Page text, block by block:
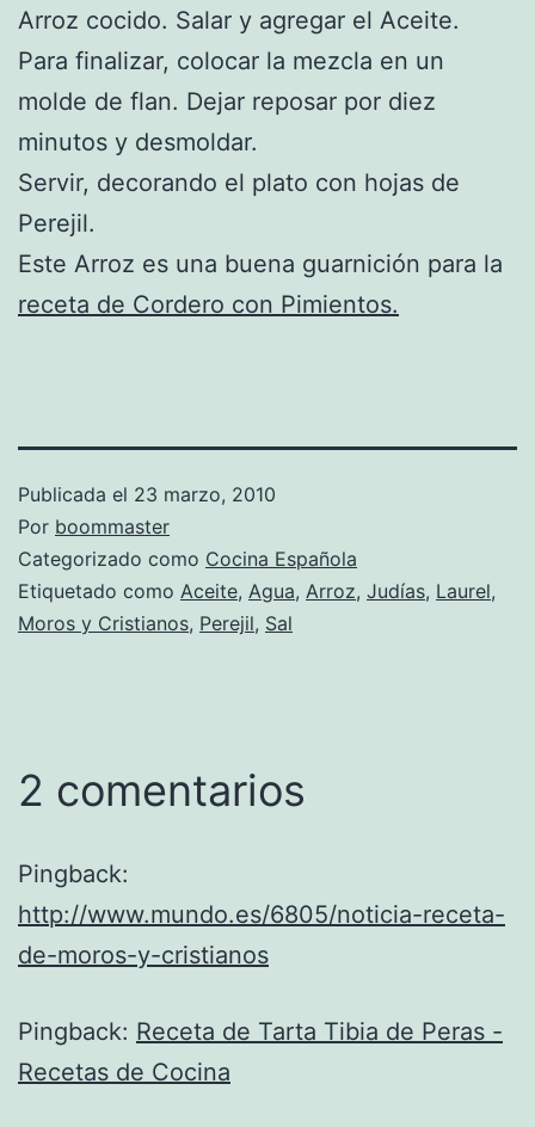
Arroz cocido. Salar y agregar el Aceite.
Para finalizar, colocar la mezcla en un
molde de flan. Dejar reposar por diez
minutos y desmoldar.
Servir, decorando el plato con hojas de
Perejil.
Este Arroz es una buena guarnición para la
receta de Cordero con Pimientos.
Publicada el 23 marzo, 2010
Por boommaster
Categorizado como Cocina Española
Etiquetado como Aceite, Agua, Arroz, Judías, Laurel,
Moros y Cristianos, Perejil, Sal
2 comentarios
Pingback:
http://www.mundo.es/6805/noticia-receta-
de-moros-y-cristianos
Pingback: Receta de Tarta Tibia de Peras -
Recetas de Cocina